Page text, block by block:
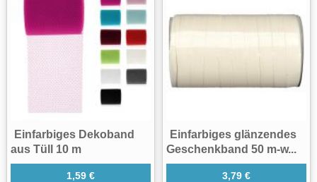
Einfarbiges Dekoband
aus Tüll 10 m
1,59 €
Einfarbiges glänzendes
Geschenkband 50 m-w...
3,79 €